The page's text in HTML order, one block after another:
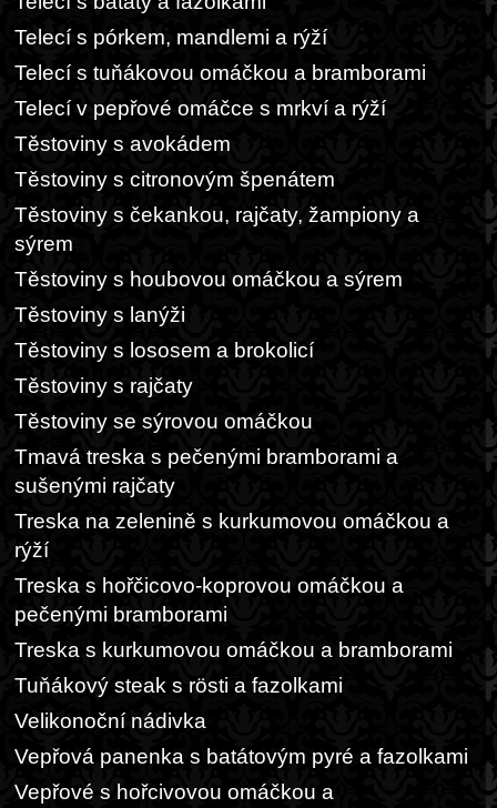
Telecí s pórkem, mandlemi a rýží
Telecí s tuňákovou omáčkou a bramborami
Telecí v pepřové omáčce s mrkví a rýží
Těstoviny s avokádem
Těstoviny s citronovým špenátem
Těstoviny s čekankou, rajčaty, žampiony a
sýrem
Těstoviny s houbovou omáčkou a sýrem
Těstoviny s lanýži
Těstoviny s lososem a brokolicí
Těstoviny s rajčaty
Těstoviny se sýrovou omáčkou
Tmavá treska s pečenými bramborami a
sušenými rajčaty
Treska na zelenině s kurkumovou omáčkou a
rýží
Treska s hořčicovo-koprovou omáčkou a
pečenými bramborami
Treska s kurkumovou omáčkou a bramborami
Tuňákový steak s rösti a fazolkami
Velikonoční nádivka
Vepřová panenka s batátovým pyré a fazolkami
Vepřové s hořcivovou omáčkou a